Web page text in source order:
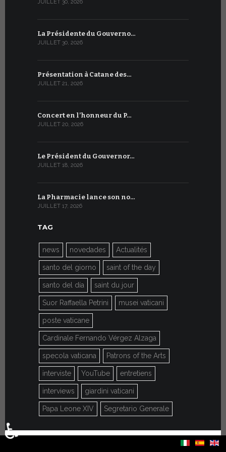
JUILLET 30, 2026
La Présidente du Gouverno…
JUILLET 30, 2026
Présentation à Catane des…
JUILLET 21, 2026
Concert en l’honneur du P…
JUILLET 20, 2026
Le Président du Gouvernor…
JUILLET 18, 2026
La Pharmacie lance son no…
JUILLET 17, 2026
TAG
news novedades Actualités
santo del giorno saint of the day
santo del día saint du jour
Suor Raffaella Petrini musei vaticani
poste vaticane
Cardinale Fernando Vérgez Alzaga
specola vaticana Patrons of the Arts
interviste YouTube entretiens
interviews giardini vaticani
Papa Leone XIV Segretario Generale
Sélectionnez votre langue